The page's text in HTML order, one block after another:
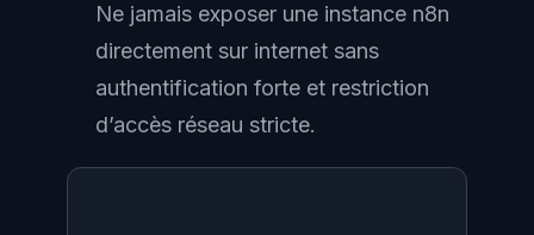
Ne jamais exposer une instance n8n
directement sur internet sans
authentification forte et restriction
d’accès réseau stricte.